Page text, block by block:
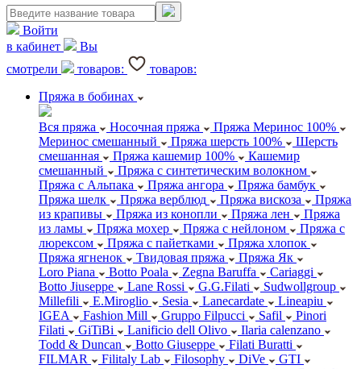
Войти
в кабинет
Вы
смотрели
товаров:
товаров:
Пряжа в бобинах
Вся пряжа Носочная пряжа
Пряжа Меринос 100%
Меринос смешанный
Пряжа шерсть 100%
Шерсть
смешанная
Пряжа кашемир 100%
Кашемир
смешанный
Пряжа с синтетическим волокном
Пряжа с Альпака
Пряжа ангора
Пряжа бамбук
Пряжа шелк
Пряжа верблюд Пряжа вискоза
Пряжа
из крапивы
Пряжа из конопли Пряжа лен
Пряжа
из ламы
Пряжа мохер Пряжа с нейлоном
Пряжа с
люрексом
Пряжа с пайетками
Пряжа хлопок
Пряжа ягненок
Твидовая пряжа
Пряжа Як
Loro Piana
Botto Poala Zegna Baruffa
Cariaggi
Botto Jiuseppe
Lane Rossi G.G.Filati
Sudwollgroup
Millefili
E.Miroglio Sesia Lanecardate
Lineapiu
IGEA
Fashion Mill Gruppo Filpucci Safil
Pinori
Filati
GiTiBi Lanificio dell Olivo
Ilaria calenzano
Todd & Duncan
Botto Giuseppe
Filati Buratti
FILMAR
Filitaly Lab Filosophy DiVe
GTI